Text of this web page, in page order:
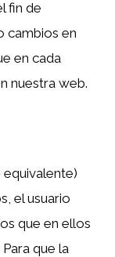
fin de
cambios en
en cada
nuestra web.
equivalente)
el usuario
que en ellos
que la